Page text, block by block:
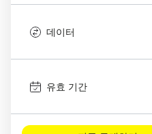
데이터
유효 기간